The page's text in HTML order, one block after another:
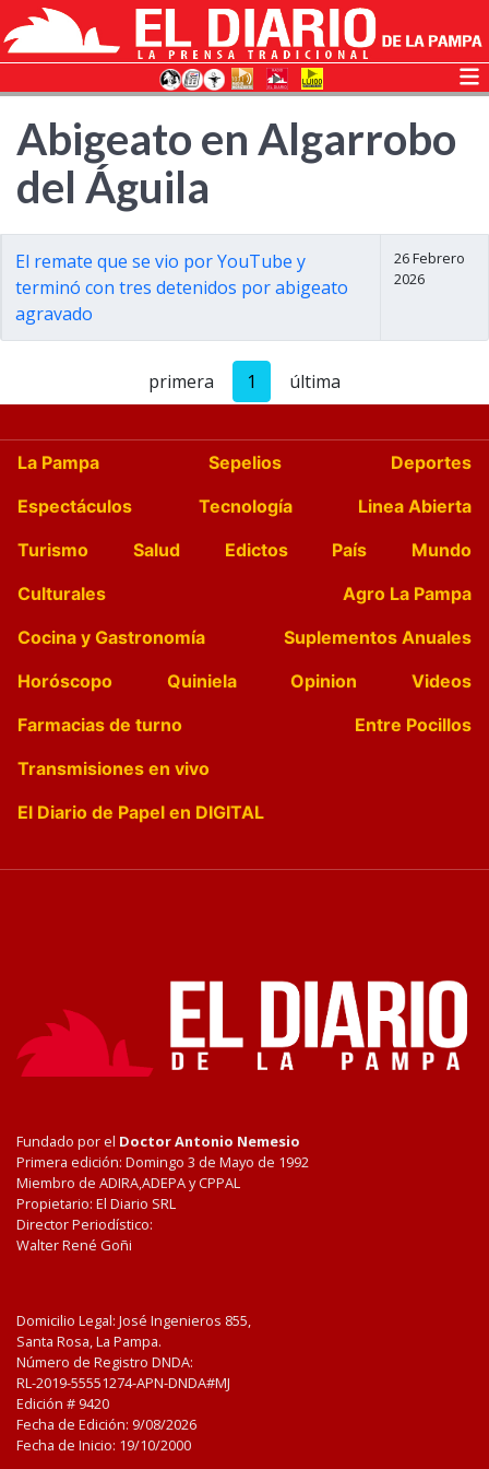
Abigeato en Algarrobo
del Águila
El remate que se vio por YouTube y
terminó con tres detenidos por abigeato
agravado
26 Febrero
2026
primera 1 última
La Pampa Sepelios
Deportes
Espectáculos
Tecnología
Linea Abierta
Turismo
Salud Edictos País
Mundo
Culturales
Agro La Pampa
Cocina y Gastronomía
Suplementos Anuales
Horóscopo
Quiniela Opinion
Videos
Farmacias de turno
Entre Pocillos
Transmisiones en vivo
El Diario de Papel en DIGITAL
Fundado por el Doctor Antonio Nemesio
Primera edición: Domingo 3 de Mayo de 1992
Miembro de ADIRA,ADEPA y CPPAL
Propietario: El Diario SRL
Director Periodístico:
Walter René Goñi
Domicilio Legal: José Ingenieros 855,
Santa Rosa, La Pampa.
Número de Registro DNDA:
RL-2019-55551274-APN-DNDA#MJ
Edición # 9420
Fecha de Edición: 9/08/2026
Fecha de Inicio: 19/10/2000